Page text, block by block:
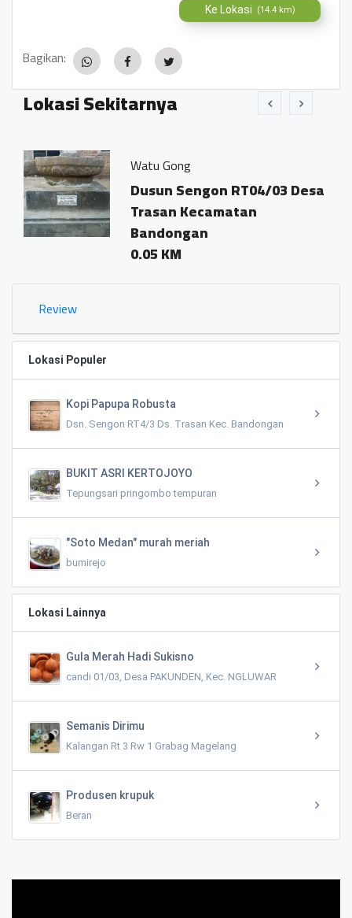
Ke Lokasi (14.4 km)
Bagikan:
Lokasi Sekitarnya
Watu Gong
Dusun Sengon RT04/03 Desa
Trasan Kecamatan
Bandongan
0.05 KM
Review
Lokasi Populer
Kopi Papupa Robusta
Dsn. Sengon RT4/3 Ds. Trasan Kec. Bandongan
BUKIT ASRI KERTOJOYO
Tepungsari pringombo tempuran
"Soto Medan" murah meriah
bumirejo
Lokasi Lainnya
Gula Merah Hadi Sukisno
candi 01/03, Desa PAKUNDEN, Kec. NGLUWAR
Semanis Dirimu
Kalangan Rt 3 Rw 1 Grabag Magelang
Produsen krupuk
Beran